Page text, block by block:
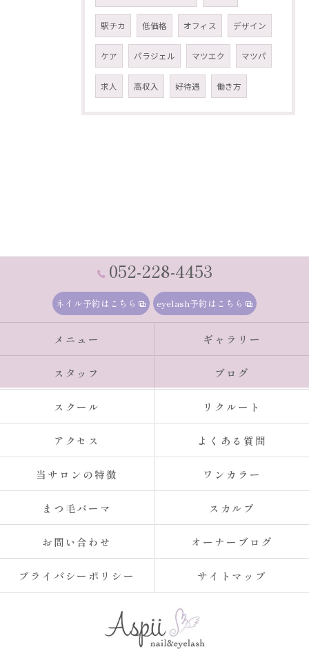
駅チカ 低価格 オフィス デザイン
ケア パラジェル マツエク マツパ
求人 高収入 好待遇 働き方
052-228-4453
ネイル予約はこちら eyelash予約はこちら
メニュー ギャラリー
スタッフ ブログ
スクール リクルート
アクセス よくある質問
当サロンの特徴 ワンカラー
まつ毛パーマ スカルプ
お問い合わせ オーナーブログ
プライバシーポリシー サイトマップ